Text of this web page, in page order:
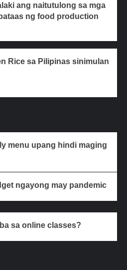
ang naitutulong sa mga
ng food production
Rice sa Pilipinas sinimulan
menu upang hindi maging
ngayong may pandemic
sa online classes?